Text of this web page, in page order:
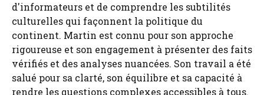
d'informateurs et de comprendre les subtilités
culturelles qui façonnent la politique du
continent. Martin est connu pour son approche
rigoureuse et son engagement à présenter des faits
vérifiés et des analyses nuancées. Son travail a été
salué pour sa clarté, son équilibre et sa capacité à
rendre les questions complexes accessibles à tous.